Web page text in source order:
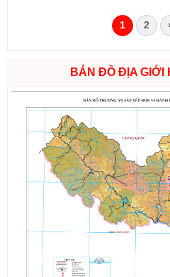
1 2
BẢN ĐỒ ĐỊA GIỚI